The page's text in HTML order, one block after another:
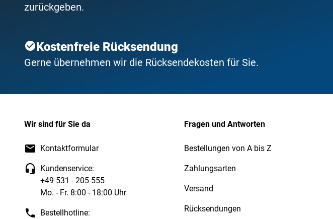
zurückgeben.
Kostenfreie Rücksendung
Gerne übernehmen wir die Rücksendekosten für Sie.
Wir sind für Sie da
Kontaktformular
Kundenservice:
+49 531 - 205 555
Mo. - Fr. 8:00 - 18:00 Uhr
Bestellhotline:
Fragen und Antworten
Bestellungen von A bis Z
Zahlungsarten
Versand
Rücksendungen